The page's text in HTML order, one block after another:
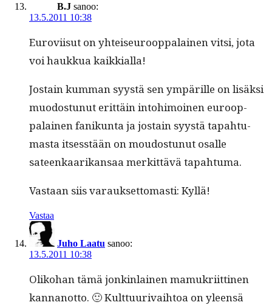
B.J sanoo:
13.5.2011 10:38
Eurovi­isut on yhteiseu­roop­palainen vit­si, jota
voi haukkua kaikkialla!
Jostain kum­man syys­tä sen ympärille on lisäk­si
muo­dos­tunut erit­täin into­hi­moinen euroop­
palainen fanikun­ta ja jostain syys­tä tapah­tu­
mas­ta itsesstään on mou­dos­tunut osalle
sateenkaarikansaa merkit­tävä tapahtuma.
Vas­taan siis varauk­set­tomasti: Kyllä!
Vastaa
Juho Laatu sanoo:
13.5.2011 10:38
Oliko­han tämä jonkin­lainen mamukri­it­ti­nen
kan­nan­ot­to. 🙂 Kult­tuuri­vai­h­toa on yleen­sä